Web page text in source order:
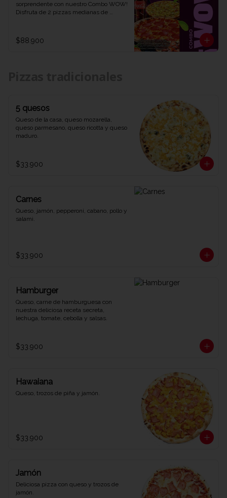
sorprendente con nuestro Combo WOW!
Disfruta de 2 pizzas medianas de
combinación explosiva de sabores y
diversión que te dejará diciendo WOW
$88.900
5 quesos
Queso de la casa, queso mozarella,
queso parmesano, queso ricotta y queso
maduro.
$33.900
Carnes
Queso, jamón, pepperoni, cabano, pollo y
salami.
$33.900
Hamburger
Queso, carne de hamburguesa con
nuestra deliciosa receta secreta,
lechuga, tomate, cebolla y salsas.
$33.900
Hawaiana
Queso, trozos de piña y jamón.
$33.900
Jamón
Deliciosa pizza con queso y trozos de
jamón.